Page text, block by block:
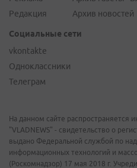
Редакция
Архив новостей
Социальные сети
vkontakte
Одноклассники
Телеграм
На данном сайте распространяется
"VLADNEWS" - свидетельство о
выдано Федеральной службой по
информационных технологий и
(Роскомнадзор) 17 мая 2018 г.